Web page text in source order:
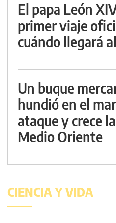
El papa León
primer viaje
cuándo llegará
Un buque
hundió en el
ataque y crece
Medio Oriente
CIENCIA Y VIDA